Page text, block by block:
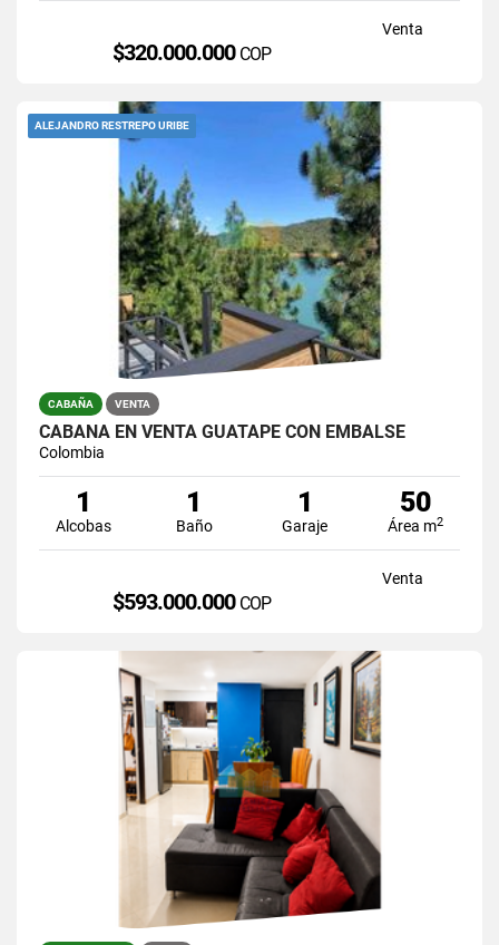
Venta
$320.000.000 COP
ALEJANDRO RESTREPO URIBE
CABAÑA VENTA
CABAÑA EN VENTA GUATAPE CON EMBALSE
Colombia
1
Alcobas
1
Baño
1
Garaje
50
Área m2
Venta
$593.000.000 COP